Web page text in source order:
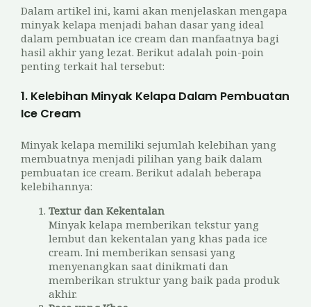
Dalam artikel ini, kami akan menjelaskan mengapa
minyak kelapa menjadi bahan dasar yang ideal
dalam pembuatan ice cream dan manfaatnya bagi
hasil akhir yang lezat. Berikut adalah poin-poin
penting terkait hal tersebut:
1. Kelebihan Minyak Kelapa Dalam Pembuatan
Ice Cream
Minyak kelapa memiliki sejumlah kelebihan yang
membuatnya menjadi pilihan yang baik dalam
pembuatan ice cream. Berikut adalah beberapa
kelebihannya:
Textur dan Kekentalan
Minyak kelapa memberikan tekstur yang
lembut dan kekentalan yang khas pada ice
cream. Ini memberikan sensasi yang
menyenangkan saat dinikmati dan
memberikan struktur yang baik pada produk
akhir.